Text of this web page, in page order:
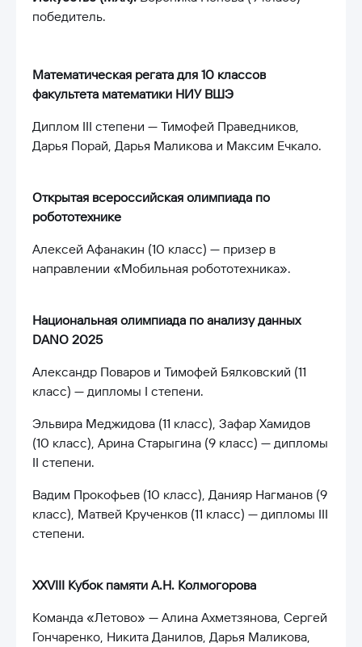
победитель.
Математическая регата для 10 классов
факультета математики НИУ ВШЭ
Диплом III степени — Тимофей Праведников,
Дарья Порай, Дарья Маликова и Максим Ечкало.
Открытая всероссийская олимпиада по
робототехнике
Алексей Афанакин (10 класс) — призер в
направлении «Мобильная робототехника».
Национальная олимпиада по анализу данных
DANO 2025
Александр Поваров и Тимофей Бялковский (11
класс) — дипломы I степени.
Эльвира Меджидова (11 класс), Зафар Хамидов
(10 класс), Арина Старыгина (9 класс) — дипломы
II степени.
Вадим Прокофьев (10 класс), Данияр Нагманов (9
класс), Матвей Крученков (11 класс) — дипломы III
степени.
XXVIII Кубок памяти А.Н. Колмогорова
Команда «Летово» — Алина Ахметзянова, Сергей
Гончаренко, Никита Данилов, Дарья Маликова,